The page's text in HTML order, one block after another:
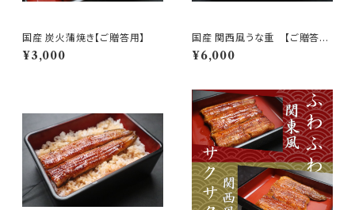
国産 炭火蒲焼き【ご贈答用】
¥3,000
国産 関西風うな重 【ご贈答
用】
¥6,000